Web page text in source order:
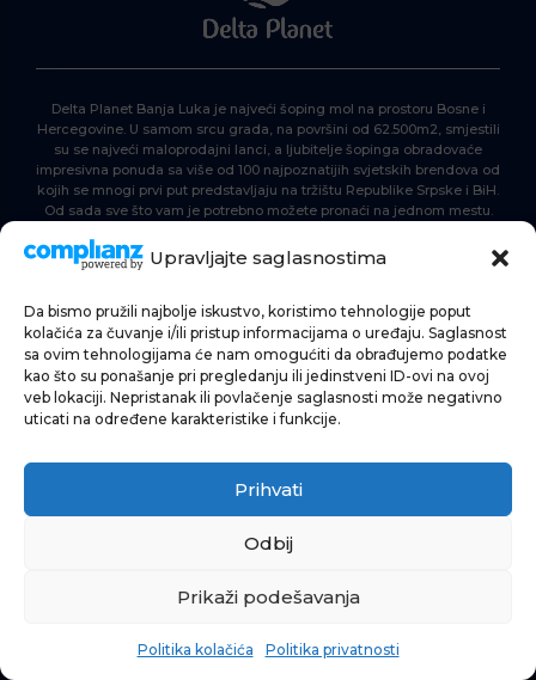
Upravljajte saglasnostima
Da bismo pružili najbolje iskustvo, koristimo tehnologije poput
kolačića za čuvanje i/ili pristup informacijama o uređaju. Saglasnost
sa ovim tehnologijama će nam omogućiti da obrađujemo podatke
kao što su ponašanje pri pregledanju ili jedinstveni ID-ovi na ovoj
veb lokaciji. Nepristanak ili povlačenje saglasnosti može negativno
uticati na određene karakteristike i funkcije.
Prihvati
Odbij
Prikaži podešavanja
Politika kolačića Politika privatnosti
Delta Planet Banja Luka je najveći šoping mol na prostoru Bosne i
Hercegovine. U samom srcu grada, na površini od 62.500m2, smjestili
su se najveći maloprodajni lanci, a ljubitelje šopinga obradovaće
impresivna ponuda sa više od 100 najpoznatijih svjetskih brendova od
kojih se mnogi prvi put predstavljaju na tržištu Republike Srpske i BiH.
Od sada sve što vam je potrebno možete pronaći na jednom mestu.
POČETNA
ŠOPING
AKTUELNOSTI
ZABAVA